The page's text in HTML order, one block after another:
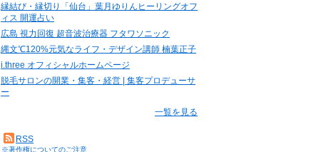
縁結び・縁切り「仙台」葉月ゆりんヒーリングオフ
ィス 開運占い
広島 視力回復 超音波治療器 フタワソニック
縄文℃120%元気なライフ・デザイン講師 楠葉正子
i.three オフィシャルホームページ
脱毛サロンの開業・集客・経営 | 集客プロデューサ
ー
一覧を見る
RSS
※著作権についてのご注意